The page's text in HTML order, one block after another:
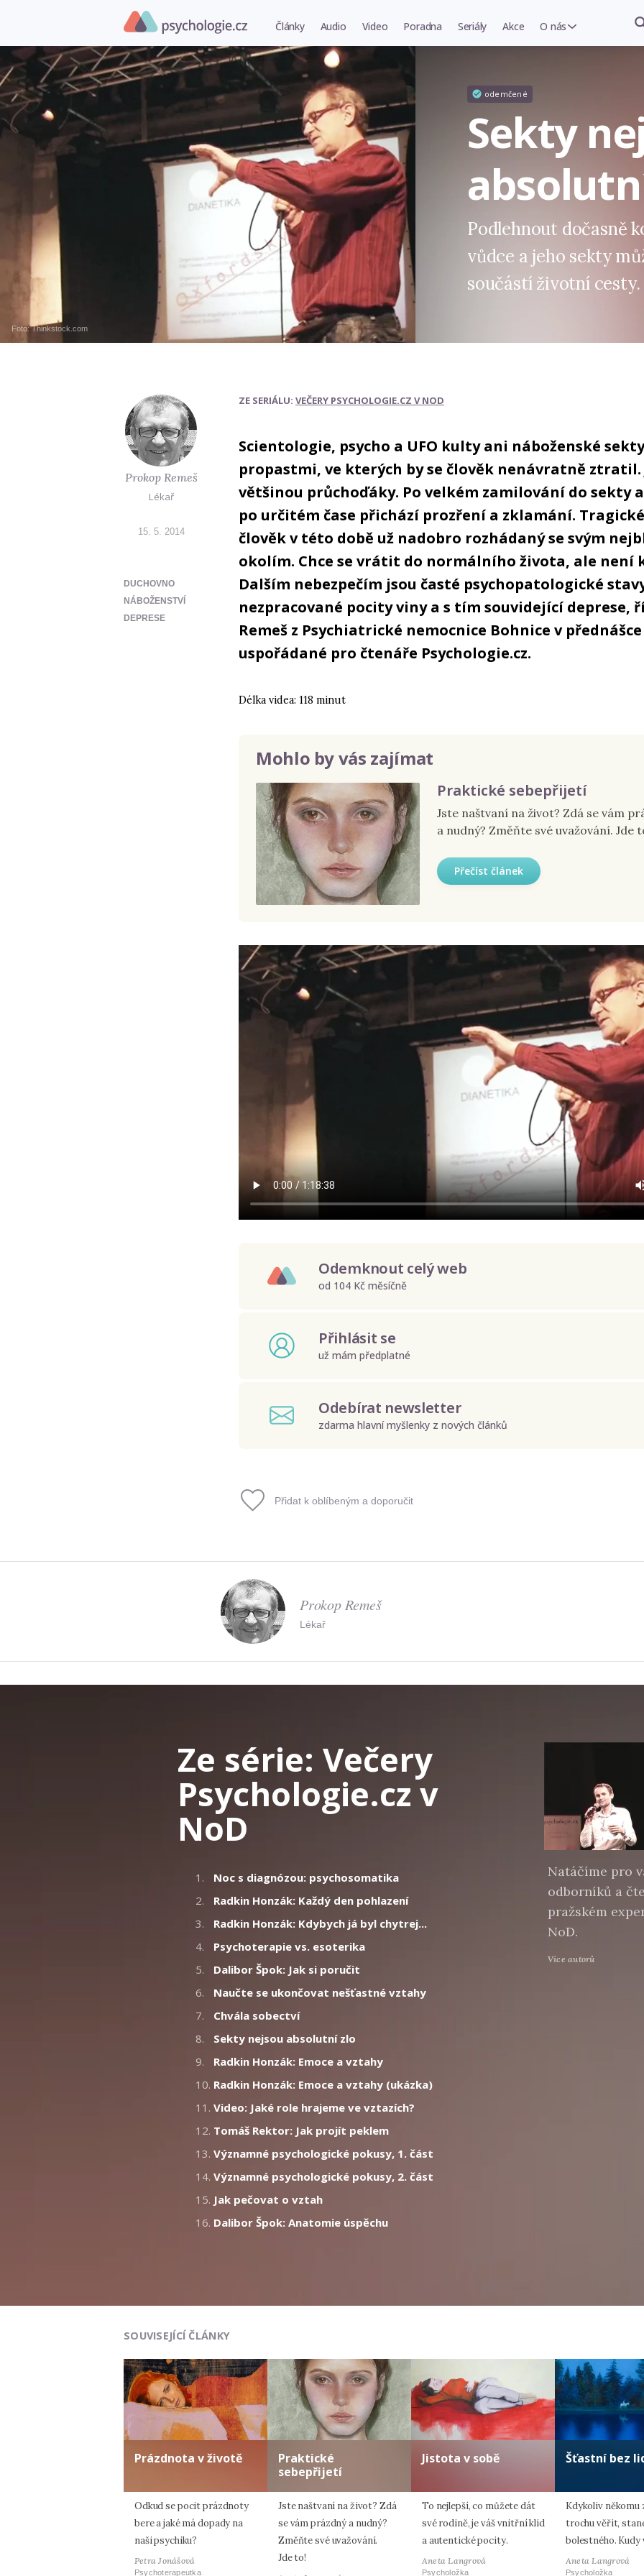
Články Audio Video Poradna Seriály Akce O nás
Foto: Thinkstock.com
odemčené
Sekty
Podlehnout dočasně
vůdce a jeho sekty
součástí životní cesty.
Prokop Remeš
Lékař
15. 5. 2014
DUCHOVNO
NÁBOŽENSTVÍ
DEPRESE
ZE SERIÁLU: VEČERY PSYCHOLOGIE.CZ V NOD
Scientologie, psycho a UFO kulty ani náboženské
propastmi, ve kterých by se člověk nenávratně ztratil.
většinou průchoďáky. Po velkém zamilování do sekty
po určitém čase přichází prozření a zklamání.
člověk v této době už nadobro rozhádaný se svým
okolím. Chce se vrátit do normálního života, ale není
Dalším nebezpečím jsou časté psychopatologické
nezpracované pocity viny a s tím souvidející deprese,
Remeš z Psychiatrické nemocnice Bohnice v přednášce
uspořádané pro čtenáře Psychologie.cz.
Délka videa: 118 minut
Mohlo by vás zajímat
Praktické sebepřijetí
Jste naštvaní na život? Zdá se vám
a nudný? Změňte své uvažování. Jde
Přečíst článek
Odemknout celý web
od 104 Kč měsíčně
Přihlásit se
už mám předplatné
Odebírat newsletter
zdarma hlavní myšlenky z nových článků
Přidat k oblíbeným a doporučit
Prokop Remeš
Lékař
Ze série: Večery
Psychologie.cz v
NoD
1.
Noc s diagnózou: psychosomatika
2.
Radkin Honzák: Každý den pohlazení
3.
Radkin Honzák: Kdybych já byl chytrej...
4.
Psychoterapie vs. esoterika
5.
Dalibor Špok: Jak si poručit
6.
Naučte se ukončovat nešťastné vztahy
7.
Chvála sobectví
8.
Sekty nejsou absolutní zlo
9.
Radkin Honzák: Emoce a vztahy
10. Radkin Honzák: Emoce a vztahy (ukázka)
11. Video: Jaké role hrajeme ve vztazích?
12. Tomáš Rektor: Jak projít peklem
13. Významné psychologické pokusy, 1. část
14. Významné psychologické pokusy, 2. část
15. Jak pečovat o vztah
16. Dalibor Špok: Anatomie úspěchu
Natáčíme pro
odborníků a
pražském
NoD.
Více autorů
SOUVISEJÍCÍ ČLÁNKY
Prázdnota v životě
Odkud se pocit prázdnoty
bere a jaké má dopady na
naši psychiku?
Petra Jonášová
Psychoterapeutka
Praktické
sebepřijetí
Jste naštvaní na život? Zdá
se vám prázdný a nudný?
Změňte své uvažování.
Jde to!
Jistota v sobě
To nejlepší, co můžete dát
své rodině, je váš vnitřní klid
a autentické pocity.
Aneta Langrová
Psycholožka
Šťastní bez
Kdykoliv někomu
trochu věřit,
bolestného. Kudy
Aneta Langrová
Psycholožka